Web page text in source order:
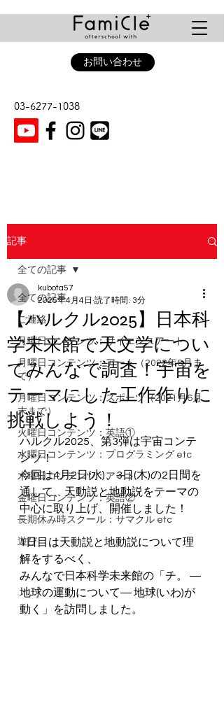
お問い合わせ
03-6277-1038
記事
全ての記事
ご連絡
月曜日コンテンツ：サイエンスアート
月曜日コンテンツ：アート（2022年8月ま
で）
月曜日コンテンツ：スポーツ（2021月6月
末まで）
火曜日コンテンツ：英語①
水曜日コンテンツ：プログラミング etc
木曜日コンテンツ：アート
金曜日コンテンツ：英語②
長期休み時スクール：サマクル etc
遊び
全ての記事
【ハルクル2025】日本科
学未来館で天文学につい
てみんなで調査！宇宙を
テーマにした工作作りに
挑戦しよう！
kubota57
2025年4月4日 読了時間: 3分
ハルクル2025、第3弾は宇宙コンテ
ンツ！
今回は4月2日(水)、3日(木)の2日間を
通して、天動説と地動説をテーマの
中心に取り上げ、開催しました！
1日目は天動説と地動説について理
解をするべく、
みんなで日本科学未来館の「チ。 ―
地球の運動について― 地球(いわ)が
動く」を訪問しました。